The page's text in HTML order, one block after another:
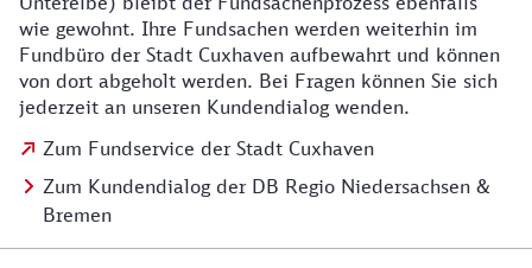
wie gewohnt. Ihre Fundsachen werden weiterhin im
Fundbüro der Stadt Cuxhaven aufbewahrt und können
von dort abgeholt werden. Bei Fragen können Sie sich
jederzeit an unseren Kundendialog wenden.
Zum Fundservice der Stadt Cuxhaven
Zum Kundendialog der DB Regio Niedersachsen &
Bremen